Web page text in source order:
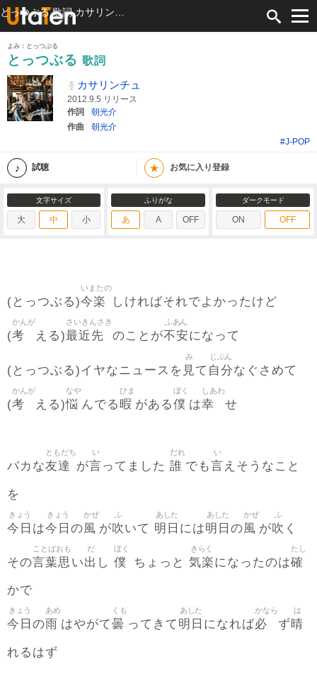
よみ：とっつぶる
とっつぶる 歌詞
カサリンチュ
2012.9.5 リリース
作詞
朝光介
作曲
朝光介
#J-POP
試聴 ★ お気に入り登録
文字サイズ
大 中 小
ふりがな
あ A OFF
ダークモード
ON OFF
(とっつぶる)今楽
いまたの
しければそれでよかったけど
(考
かんが
える)最近先
さいきんさき
のことが不安
ふあん
になって
(とっつぶる)イヤなニュースを 見
み
て 自分
じぶん
なぐさめて
(考
かんが
える)悩
なや
んでる 暇
ひま
がある僕
ぼく
は幸
しあわ
せ
バカな友達
ともだち
が言
い
ってました 誰
だれ
でも言
い
えそうなこと
を
今日
きょう
は今日
きょう
の風
かぜ
が吹
ふ
いて 明日
あした
には明日
あした
の風
かぜ
が吹
ふ
く
その言葉思
ことばおも
い出
だ
し 僕
ぼく
ちょっと 気楽
きらく
になったのは確
たし
かで
今日
きょう
の雨
あめ
はやがて曇
くも
ってきて 明日
あした
になれば必
かなら
ず晴
は
れるはず